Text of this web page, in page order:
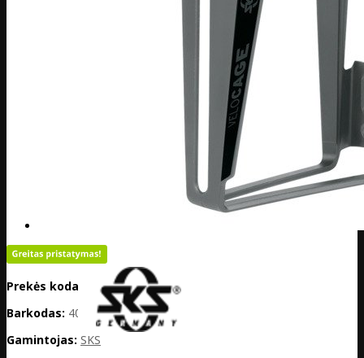
Prekės kodas:
DE25-11773
Barkodas: 4002556026738
Gamintojas: SKS